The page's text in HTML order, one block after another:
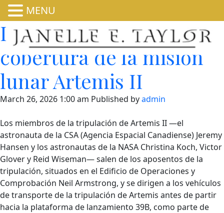
La NASA anuncia la
cobertura de la misión
lunar Artemis II
March 26, 2026 1:00 am Published byadmin
Los miembros de la tripulación de Artemis II —el
astronauta de la CSA (Agencia Espacial Canadiense) Jeremy
Hansen y los astronautas de la NASA Christina Koch, Victor
Glover y Reid Wiseman— salen de los aposentos de la
tripulación, situados en el Edificio de Operaciones y
Comprobación Neil Armstrong, y se dirigen a los vehículos
de transporte de la tripulación de Artemis antes de partir
hacia la plataforma de lanzamiento 39B, como parte de
MENU